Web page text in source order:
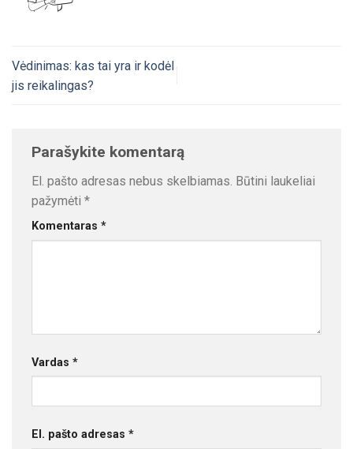
Vėdinimas: kas tai yra ir kodėl
jis reikalingas?
Parašykite komentarą
El. pašto adresas nebus skelbiamas. Būtini laukeliai
pažymėti *
Komentaras *
Vardas *
El. pašto adresas *